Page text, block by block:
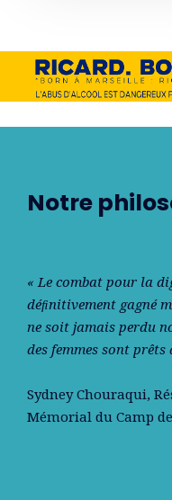
Notre
« Le combat pour la
déﬁnitivement gagné
ne soit jamais perdu
des femmes sont prêts
Sydney Chouraqui,
Mémorial du Camp